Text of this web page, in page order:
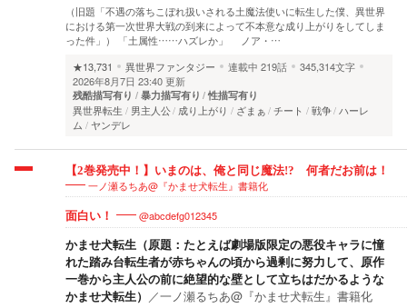
（旧題「不遇の落ちこぼれ扱いされる土魔法使いに転生した僕、異世界
における第一次世界大戦の到来によって不本意な成り上がりをしてしま
った件」） 「土属性……ハズレか」 ノア・…
★13,731
異世界ファンタジー 連載中 219話
345,314文字
2026年8月7日 23:40 更新
残酷描写有り 暴力描写有り 性描写有り
異世界転生 男主人公 成り上がり ざまぁ チート 戦争 ハーレ
ム
ヤンデレ
【2巻発売中！】いまのは、俺と同じ魔法!? 何者だお前は！
一ノ瀬るちあ@『かませ犬転生』書籍化
面白い！ @abcdefg012345
かませ犬転生（原題：たとえば劇場版限定の悪役キャラに憧
れた踏み台転生者が赤ちゃんの頃から過剰に努力して、原作
一巻から主人公の前に絶望的な壁として立ちはだかるような
かませ犬転生） ／一ノ瀬るちあ@『かませ犬転生』書籍化